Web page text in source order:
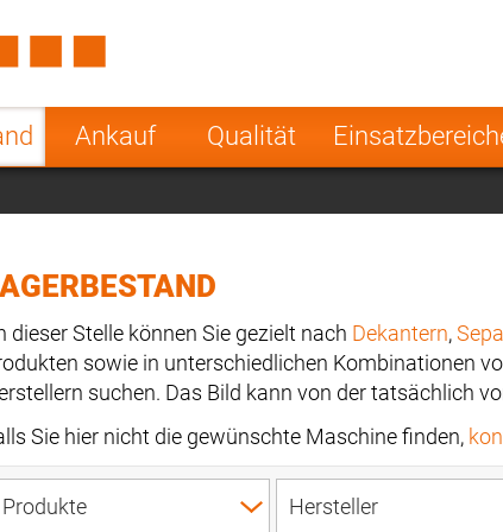
Ankauf Qualität
Poland Norway
India
dieser Stelle können Sie gezielt nach Dekantern,
sowie in unterschiedlichen Kombinationen
suchen. Das Bild kann von der tatsächlich
Sie hier nicht die gewünschte Maschine finden,